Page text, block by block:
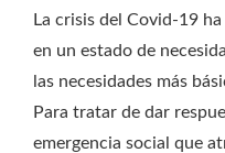
La crisis del Covid-19
en un estado de
las necesidades más
Para tratar de dar
emergencia social que